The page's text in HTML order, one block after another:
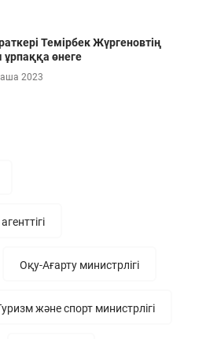
Темірбек Жүргеновтің
өнеге
2023
Оқу-Ағарту министрлігі
және спорт министрлігі